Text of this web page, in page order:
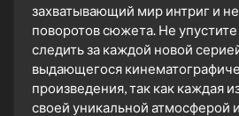
захватывающий мир интриг и
поворотов сюжета. Не
следить за каждой новой
выдающегося
произведения, так как каждая
своей уникальной атмосферой